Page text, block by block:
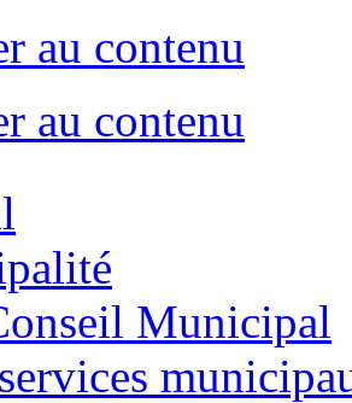
au contenu
au contenu
Municipal